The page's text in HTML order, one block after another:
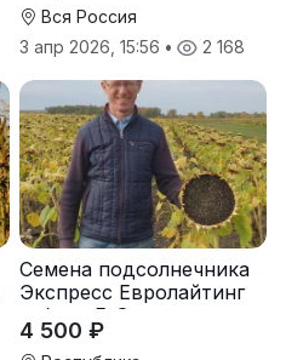
Вся Россия
3 апр 2026, 15:56 • 2 168
Семена подсолнечника
Экспресс Евролайтинг
гибрид F-G+
4 500 ₽